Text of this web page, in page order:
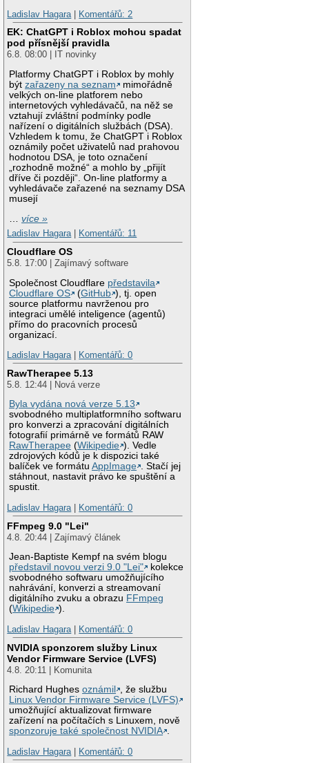
Ladislav Hagara
Komentářů: 2
EK: ChatGPT i Roblox mohou spadat
pod přísnější pravidla
6.8. 08:00 | IT novinky
Platformy ChatGPT i Roblox by mohly
býtzařazeny na seznam
mimořádně
velkých on-line platforem nebo
internetových vyhledávačů, na něž se
vztahují zvláštní podmínky podle
nařízení o digitálních službách (DSA).
Vzhledem k tomu, že ChatGPT i Roblox
oznámily počet uživatelů nad prahovou
hodnotou DSA, je toto označení
„rozhodně možné“ a mohlo by „přijít
dříve či později“. On-line platformy a
vyhledávače zařazené na seznamy DSA
musejí
…více »
Ladislav Hagara| Komentářů: 11
Cloudflare OS
5.8. 17:00 | Zajímavý software
Společnost Cloudflare představila
Cloudflare OS
(GitHub ), tj. open
source platformu navrženou pro
integraci umělé inteligence (agentů)
přímo do pracovních procesů
organizací.
Ladislav Hagara| Komentářů: 0
RawTherapee 5.13
5.8. 12:44 | Nová verze
Byla vydána nová verze 5.13
svobodného multiplatformního softwaru
pro konverzi a zpracování digitálních
fotografií primárně ve formátů RAW
RawTherapee (Wikipedie ). Vedle
zdrojových kódů je k dispozici také
balíček ve formátuAppImage . Stačí jej
stáhnout, nastavit právo ke spuštění a
spustit.
Ladislav Hagara| Komentářů: 0
FFmpeg 9.0 "Lei"
4.8. 20:44 | Zajímavý článek
Jean-Baptiste Kempf na svém blogu
představil novou verzi 9.0 "Lei"
kolekce
svobodného softwaru umožňujícího
nahrávání, konverzi a streamovaní
digitálního zvuku a obrazu FFmpeg
(Wikipedie ).
Ladislav Hagara| Komentářů: 0
NVIDIA sponzorem služby Linux
Vendor Firmware Service (LVFS)
4.8. 20:11 | Komunita
Richard Hughesoznámil
, že službu
Linux Vendor Firmware Service (LVFS)
umožňující aktualizovat firmware
zařízení na počítačích s Linuxem, nově
sponzoruje také společnost NVIDIA .
Ladislav Hagara| Komentářů: 0